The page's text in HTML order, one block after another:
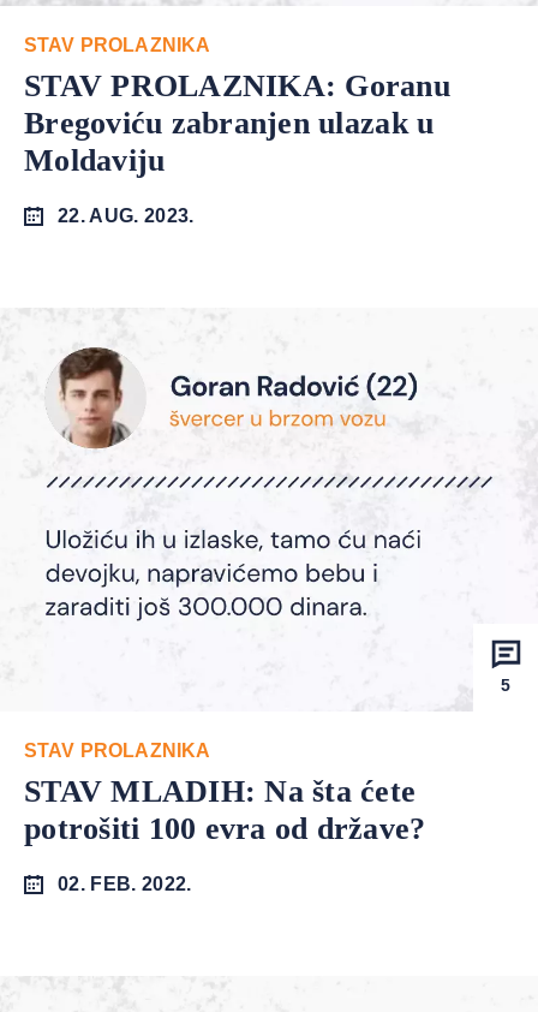
STAV PROLAZNIKA
STAV PROLAZNIKA: Goranu
Bregoviću zabranjen ulazak u
Moldaviju
22. AUG. 2023.
5
STAV PROLAZNIKA
STAV MLADIH: Na šta ćete
potrošiti 100 evra od države?
02. FEB. 2022.